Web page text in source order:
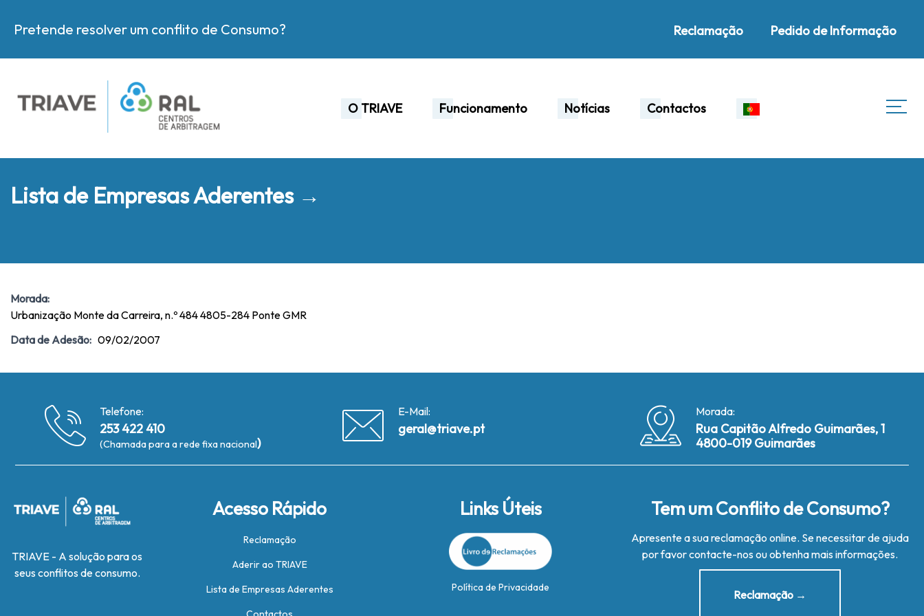
Pretende resolver um conflito de Consumo? Reclamação Pedido de Informação
O TRIAVE Funcionamento Notícias Contactos
Lista de Empresas Aderentes →
Morada:
Urbanização Monte da Carreira, n.º 484 4805-284 Ponte GMR
Data de Adesão: 09/02/2007
Telefone:
253 422 410
(Chamada para a rede fixa nacional)
E-Mail:
geral@triave.pt
Morada:
Rua Capitão Alfredo Guimarães, 1
4800-019 Guimarães
TRIAVE - A solução para os
seus conflitos de consumo.
Acesso Rápido
Reclamação
Aderir ao TRIAVE
Lista de Empresas Aderentes
Links Úteis
Política de Privacidade
Tem um Conflito de Consumo?
Apresente a sua reclamação online. Se necessitar de ajuda
por favor contacte-nos ou obtenha mais informações.
Reclamação →